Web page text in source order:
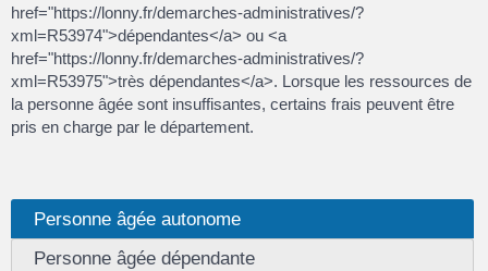
href="https://lonny.fr/demarches-administratives/?
xml=R53974">dépendantes</a> ou <a
href="https://lonny.fr/demarches-administratives/?
xml=R53975">très dépendantes</a>. Lorsque les ressources de
la personne âgée sont insuffisantes, certains frais peuvent être
pris en charge par le département.
Personne âgée autonome
Personne âgée dépendante